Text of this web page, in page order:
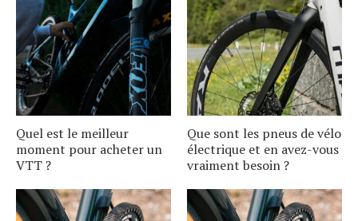
Quel est le meilleur
moment pour acheter un
VTT ?
Que sont les pneus de vélo
électrique et en avez-vous
vraiment besoin ?